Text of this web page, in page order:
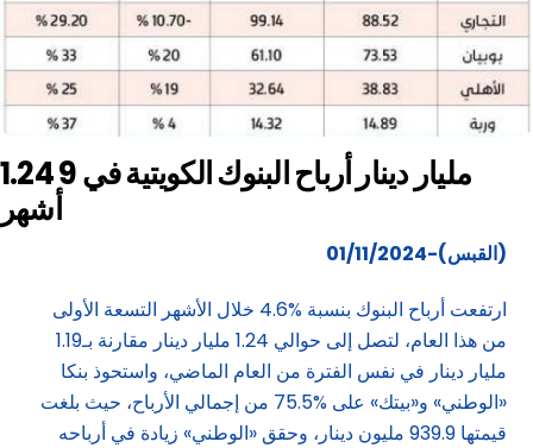
1.24 مليار دينار أرباح البنوك الكويتية في 9
أشهر
(القبس)-01/11/2024
ارتفعت أرباح البنوك بنسبة %4.6 خلال الأشهر التسعة الأولى
من هذا العام، لتصل إلى حوالي 1.24 مليار دينار مقارنة بـ1.19
مليار دينار في نفس الفترة من العام الماضي، واستحوذ بنكا
«الوطني» و«بيتك» على %75.5 من إجمالي الأرباح، حيث بلغت
قيمتها 939.9 مليون دينار، وحقق «الوطني» زيادة في أرباحه